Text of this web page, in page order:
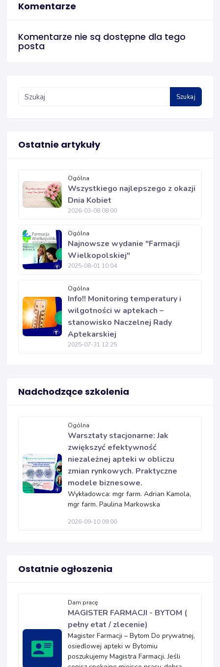
Komentarze
Komentarze nie są dostępne dla tego
posta
Szukaj
Ostatnie artykuły
Ogólna
Wszystkiego najlepszego z okazji
Dnia Kobiet
2026-03-08 08:00
Ogólna
Najnowsze wydanie "Farmacji
Wielkopolskiej"
2025-08-01 10:04
Ogólna
Info!! Monitoring temperatury i
wilgotności w aptekach –
stanowisko Naczelnej Rady
Aptekarskiej
2025-07-31 12:25
Nadchodzące szkolenia
Ogólna
Warsztaty stacjonarne: Jak
zwiększyć efektywność
niezależnej apteki w obliczu
zmian rynkowych. Praktyczne
modele biznesowe.
Wykładowca: mgr farm. Adrian Kamola,
mgr farm. Paulina Markowska
2026-09-10 09:00
Ostatnie ogłoszenia
Dam pracę
MAGISTER FARMACJI - BYTOM (
pełny etat / zlecenie)
Magister Farmacji – Bytom Do prywatnej,
osiedlowej apteki w Bytomiu
poszukujemy Magistra Farmacji. Jeśli